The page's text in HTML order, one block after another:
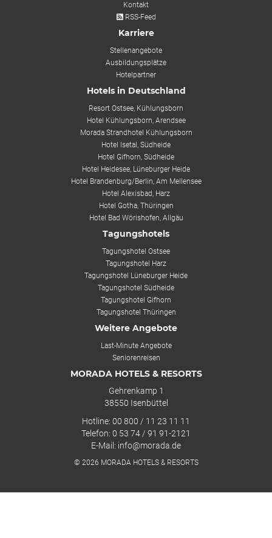
Kontakt
RSS-Feed
Karriere
Stellenangebote
Ausbildungsplätze
Hotelpartner
Hotels in Deutschland
Resort Ostsee, Kühlungsborn
Hotel Kühlungsborn, Arendsee
Morada Strandhotel Kühlungsborn
Hotel Isetal, Südheide
Hotel Gifhorn, Südheide
Hotel Heidesee, Lüneburger Heide
Hotel Brandenburg/Berlin, Am Mellensee
Hotel Alexisbad, Harz
Hotel Gotha, Thüringen
Hotel Bad Wörishofen, Allgäu
Tagungshotels
Tagungshotel Ostsee
Tagungshotel Harz
Tagungshotel Lüneburger Heide
Tagungshotel Südheide
Tagungshotel Gifhorn
Tagungshotel Thüringen
Weitere Angebote
Last-Minute Angebote
Seniorenreisen
MORADA HOTELS & RESORTS
Gehrenkamp 1
38550 Isenbüttel
Hotline: 00 800 / 11 23 11 11
Telefon: 0 53 74 / 91 91-2121
E-Mail: info@morada.de
© 2026 MORADA HOTELS & RESORTS